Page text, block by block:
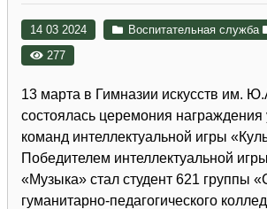
14 03 2024 Воспитательная служба
277
13 марта в Гимназии искусств им.
состоялась церемония награждения
команд интеллектуальной игры
Победителем интеллектуальной
«Музыка» стал студент 621 группы
гуманитарно-педагогического